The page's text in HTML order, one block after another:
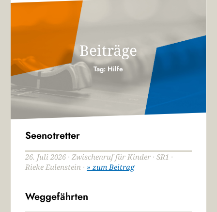
Beiträge
Tag: Hilfe
Seenotretter
26. Juli 2026 · Zwischenruf für Kinder · SR1 ·
Rieke Eulenstein ·» zum Beitrag
Weggefährten